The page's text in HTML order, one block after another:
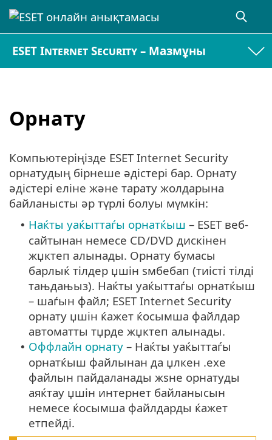
ESET Internet Security – Мазмұны
Орнату
Компьютеріңізде ESET Internet Security
орнатудың бірнеше әдістері бар. Орнату
әдістері еліне және тарату жолдарына
байланысты әр түрлі болуы мүмкін:
• Наќты уаќыттаѓы орнатќыш – ESET веб-
сайтынан немесе CD/DVD дискінен
жџктеп алынады. Орнату бумасы
барлыќ тілдер џшін ѕмбебап (тиісті тілді
тањдањыз). Наќты уаќыттаѓы орнатќыш
– шаѓын файл; ESET Internet Security
орнату џшін ќажет ќосымша файлдар
автоматты тџрде жџктеп алынады.
• Оффлайн орнату – Наќты уаќыттаѓы
орнатќыш файлынан да џлкен .exe
файлын пайдаланады жѕне орнатуды
аяќтау џшін интернет байланысын
немесе ќосымша файлдарды ќажет
етпейді.